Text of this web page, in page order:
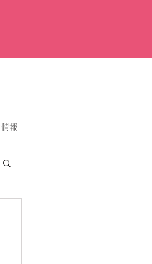
報